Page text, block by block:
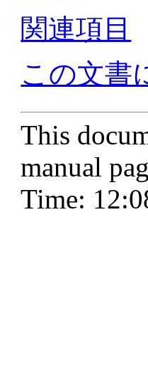
関連項目
この文書
This
manual
Time: